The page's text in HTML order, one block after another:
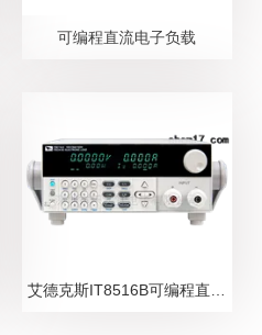
可编程直流电子负载